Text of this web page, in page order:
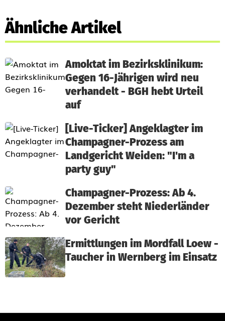
Ähnliche Artikel
Amoktat im Bezirksklinikum:
Gegen 16-Jährigen wird neu
verhandelt - BGH hebt Urteil
auf
[Live-Ticker] Angeklagter im
Champagner-Prozess am
Landgericht Weiden: "I'm a
party guy"
Champagner-Prozess: Ab 4.
Dezember steht Niederländer
vor Gericht
Ermittlungen im Mordfall Loew -
Taucher in Wernberg im Einsatz